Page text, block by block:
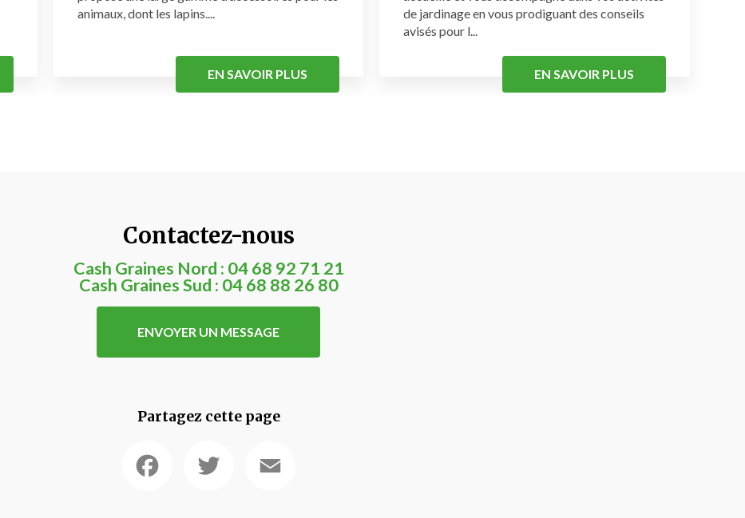
animaux, dont les lapins....
EN SAVOIR PLUS
de jardinage en vous prodiguant des conseils
avisés pour l...
EN SAVOIR PLUS
Contactez-nous
Cash Graines Nord : 04 68 92 71 21
Cash Graines Sud : 04 68 88 26 80
ENVOYER UN MESSAGE
Partagez cette page